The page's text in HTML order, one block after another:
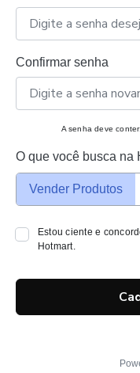
Confirmar senha
A senha deve
O que você busca na
Vender Produtos
Estou ciente e
Hotmart.